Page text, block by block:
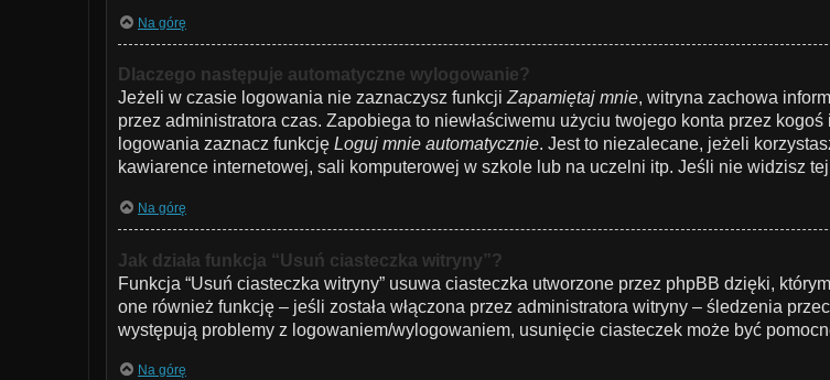
Na górę
Dlaczego następuje automatyczne wylogowanie?
Jeżeli w czasie logowania nie zaznaczysz funkcji Zapamiętaj mnie, witryna zachowa
przez administratora czas. Zapobiega to niewłaściwemu użyciu twojego konta przez
logowania zaznacz funkcję Loguj mnie automatycznie. Jest to niezalecane, jeżeli
kawiarence internetowej, sali komputerowej w szkole lub na uczelni itp. Jeśli nie widzisz
Na górę
Jak działa funkcja “Usuń ciasteczka witryny”?
Funkcja “Usuń ciasteczka witryny” usuwa ciasteczka utworzone przez phpBB dzięki,
one również funkcję – jeśli została włączona przez administratora witryny – śledzenia
występują problemy z logowaniem/wylogowaniem, usunięcie ciasteczek może być
Na górę